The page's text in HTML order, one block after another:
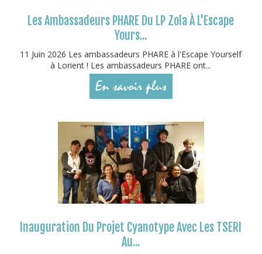
Les Ambassadeurs PHARE Du LP Zola À L'Escape
Yours...
11 Juin 2026 Les ambassadeurs PHARE à l'Escape Yourself
à Lorient ! Les ambassadeurs PHARE ont...
En savoir plus
Inauguration Du Projet Cyanotype Avec Les TSERI
Au...